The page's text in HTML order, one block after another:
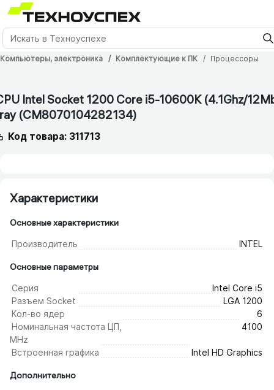
Компьютеры, электроника Комплектующие к ПК Процессоры
Intel Socket 1200 Core i5-10600K (4.1Ghz/​
(CM8070104282134)
Код товара: 311713
Характеристики
Основные характеристики
Производитель INTEL
Основные параметры
Серия
Intel Core i5
Разъем Socket
LGA 1200
Кол-во ядер
6
Номинальная частота ЦП,
MHz
4100
Встроенная графика Intel HD Graphics
Дополнительно